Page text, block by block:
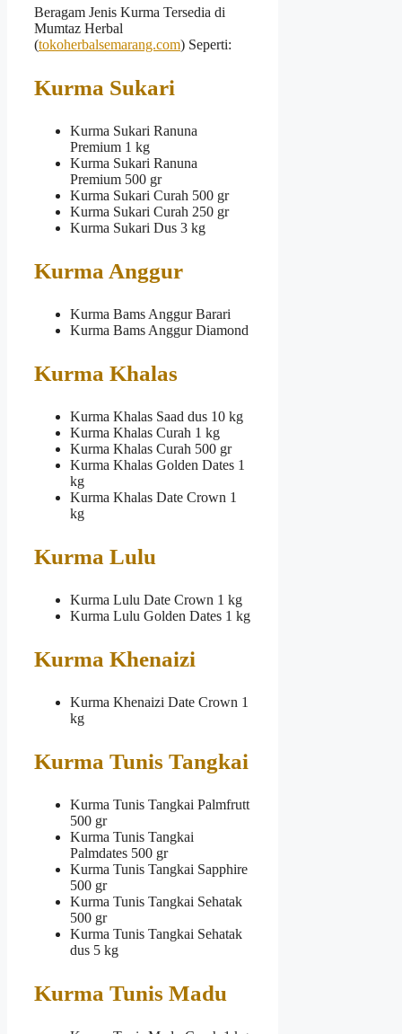
Beragam Jenis Kurma Tersedia di
Mumtaz Herbal
(tokoherbalsemarang.com) Seperti:
Kurma Sukari
Kurma Sukari Ranuna
Premium 1 kg
Kurma Sukari Ranuna
Premium 500 gr
Kurma Sukari Curah 500 gr
Kurma Sukari Curah 250 gr
Kurma Sukari Dus 3 kg
Kurma Anggur
Kurma Bams Anggur Barari
Kurma Bams Anggur Diamond
Kurma Khalas
Kurma Khalas Saad dus 10 kg
Kurma Khalas Curah 1 kg
Kurma Khalas Curah 500 gr
Kurma Khalas Golden Dates 1
kg
Kurma Khalas Date Crown 1
kg
Kurma Lulu
Kurma Lulu Date Crown 1 kg
Kurma Lulu Golden Dates 1 kg
Kurma Khenaizi
Kurma Khenaizi Date Crown 1
kg
Kurma Tunis Tangkai
Kurma Tunis Tangkai Palmfrutt
500 gr
Kurma Tunis Tangkai
Palmdates 500 gr
Kurma Tunis Tangkai Sapphire
500 gr
Kurma Tunis Tangkai Sehatak
500 gr
Kurma Tunis Tangkai Sehatak
dus 5 kg
Kurma Tunis Madu